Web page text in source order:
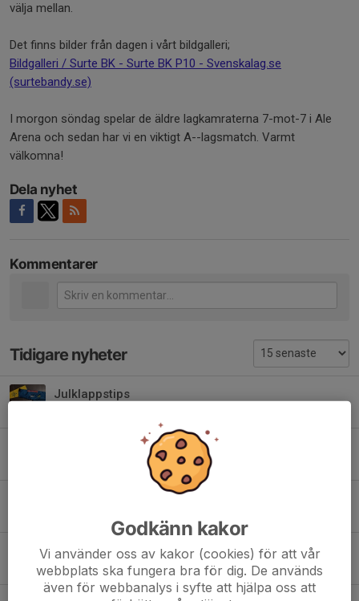
välja mellan.
Det finns bilder från dagen i vårt bildgalleri;
Bildgalleri / Surte BK - Surte BK P10 - Svenskalag.se
(surtebandy.se)
I morgon söndag spelar de äldre lagkamraterna 7-mot-7 i Ale
Arena och sedan har vi en viktigt A--lagsmatch. Varmt
välkomna!
Dela nyhet
Kommentarer
Tidigare nyheter
Julklappstips
Bilder avslutningen
0
Bemanningsschema Alebyggen Cup U9+BS
Bemanningsschema Alebyggen Cup P10
7 mar 2023 6
Godkänn kakor
Vi använder oss av kakor (cookies) för att vår
webbplats ska fungera bra för dig. De används
även för webbanalys i syfte att hjälpa oss att